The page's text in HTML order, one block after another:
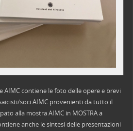
AIMC contiene le foto delle opere e brevi
soci AIMC provenienti da tutto il
alla mostra AIMC in MOSTRA a
anche le sintesi delle presentazioni